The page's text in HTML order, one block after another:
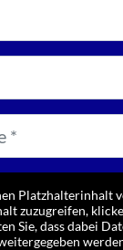
Platzhalterinhalt
zuzugreifen,
Sie, dass dabei